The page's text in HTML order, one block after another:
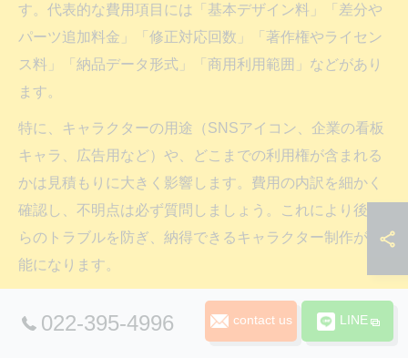
す。代表的な費用項目には「基本デザイン料」「差分や
パーツ追加料金」「修正対応回数」「著作権やライセン
ス料」「納品データ形式」「商用利用範囲」などがあり
ます。
特に、キャラクターの用途（SNSアイコン、企業の看板
キャラ、広告用など）や、どこまでの利用権が含まれる
かは見積もりに大きく影響します。費用の内訳を細かく
確認し、不明点は必ず質問しましょう。これにより後か
らのトラブルを防ぎ、納得できるキャラクター制作が可
能になります。
キャラクター制作費用の追加費用を抑えるコツ
022-395-4996 contact us LINE